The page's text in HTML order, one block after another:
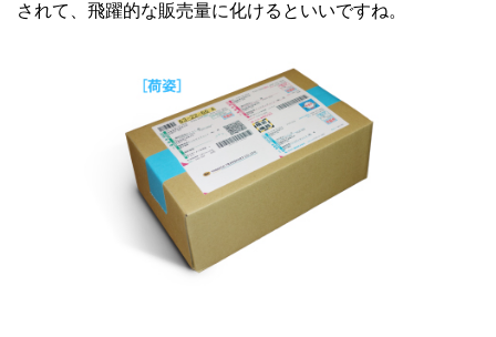
されて、飛躍的な販売量に化けるといいですね。